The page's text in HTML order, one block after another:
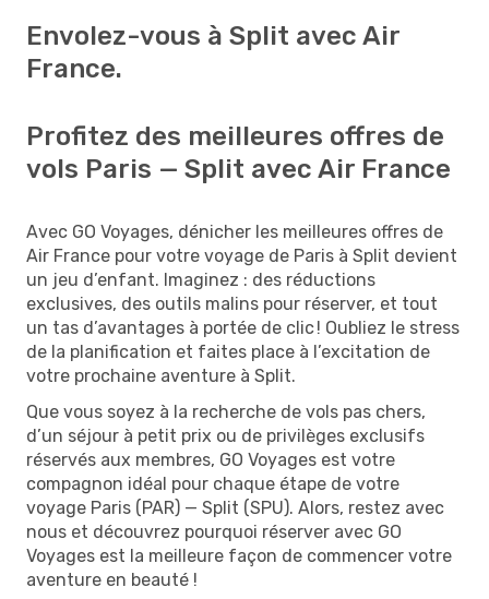
Envolez-vous à Split avec Air
France.
Profitez des meilleures offres de
vols Paris — Split avec Air France
Avec GO Voyages, dénicher les meilleures offres de
Air France pour votre voyage de Paris à Split devient
un jeu d’enfant. Imaginez : des réductions
exclusives, des outils malins pour réserver, et tout
un tas d’avantages à portée de clic ! Oubliez le stress
de la planification et faites place à l’excitation de
votre prochaine aventure à Split.
Que vous soyez à la recherche de vols pas chers,
d’un séjour à petit prix ou de privilèges exclusifs
réservés aux membres, GO Voyages est votre
compagnon idéal pour chaque étape de votre
voyage Paris (PAR) — Split (SPU). Alors, restez avec
nous et découvrez pourquoi réserver avec GO
Voyages est la meilleure façon de commencer votre
aventure en beauté !